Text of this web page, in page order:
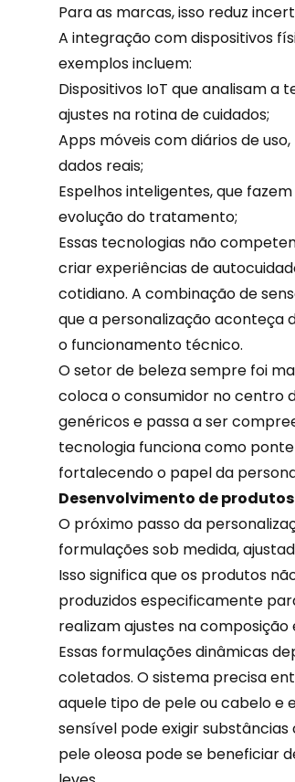
Para as marcas, isso reduz
A integração com dispositivos
exemplos incluem:
Dispositivos IoT que analisam
ajustes na rotina de cuidados;
Apps móveis com diários de
dados reais;
Espelhos inteligentes, que
evolução do tratamento;
Essas tecnologias não
criar experiências de
cotidiano. A combinação de
que a personalização aconteça
o funcionamento técnico.
O setor de beleza sempre foi
coloca o consumidor no centro
genéricos e passa a ser
tecnologia funciona como
fortalecendo o papel da
Desenvolvimento de
O próximo passo da
formulações sob medida,
Isso significa que os produtos
produzidos especificamente
realizam ajustes na composição
Essas formulações dinâmicas
coletados. O sistema precisa
aquele tipo de pele ou cabelo e
sensível pode exigir
pele oleosa pode se beneficiar